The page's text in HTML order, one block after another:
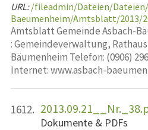
URL: /fileadmin/Dateien/Dateien/
Baeumenheim/Amtsblatt/2013/
Amtsblatt Gemeinde Asbach-
: Gemeindeverwaltung,
Bäumenheim Telefon: (0906)
Internet: www.asbach-
1612.
Dokumente & PDFs